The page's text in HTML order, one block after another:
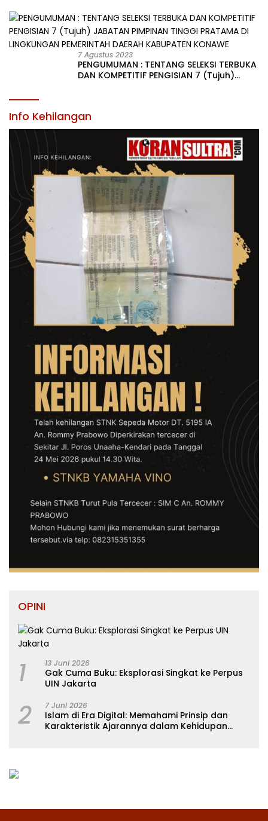
LINGKUNGAN PEMERINTAH DAERAH
KABUPATEN KONAWE
7 Agustus 2023
PENGUMUMAN : TENTANG SELEKSI TERBUKA
DAN KOMPETITIF PENGISIAN 7 (Tujuh)
Info Kehilangan
OPINI
1 13 Juni 2026
Gak Cuma Buku: Eksplorasi Singkat ke Perpus
UIN Jakarta
2 7 Juni 2026
Islam di Era Digital: Memahami Prinsip dan
Karakteristik Ajarannya dalam Kehidupan